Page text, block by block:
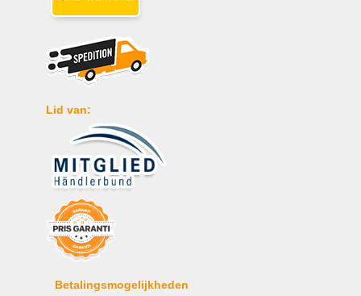
Lid van:
Betalingsmogelijkheden